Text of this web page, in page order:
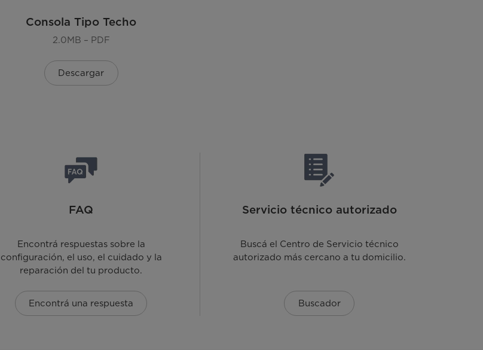
Consola Tipo Techo
2.0MB – PDF
Descargar
FAQ
Encontrá respuestas sobre la
configuración, el uso, el cuidado y la
reparación del tu producto.
Encontrá una respuesta
Servicio técnico autorizado
Buscá el Centro de Servicio técnico
autorizado más cercano a tu domicilio.
Buscador